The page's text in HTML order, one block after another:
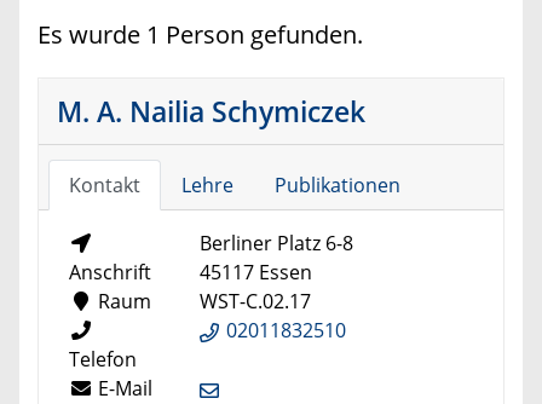
Es wurde 1 Person gefunden.
M. A. Nailia Schymiczek
Kontakt Lehre Publikationen
Anschrift
Berliner Platz 6-8
45117 Essen
Raum
WST-C.02.17
Telefon
02011832510
E-Mail